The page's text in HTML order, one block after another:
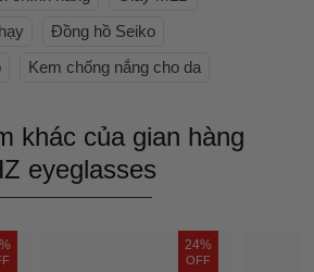
Đồng hồ Seiko
Kem chống nắng cho da
khác của gian hàng
eyeglasses
24%
OFF